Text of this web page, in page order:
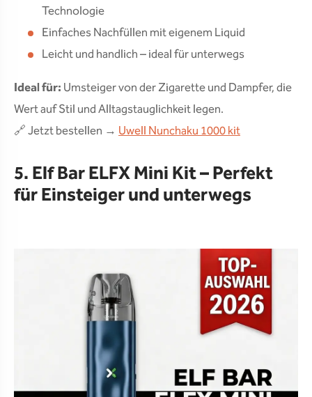
Technologie
Einfaches Nachfüllen mit eigenem Liquid
Leicht und handlich – ideal für unterwegs
Ideal für:Umsteiger von der Zigarette und Dampfer, die
Wert auf Stil und Alltagstauglichkeit legen.
🔗 Jetzt bestellen → Uwell Nunchaku 1000 kit
5. Elf Bar ELFX Mini Kit – Perfekt
für Einsteiger und unterwegs